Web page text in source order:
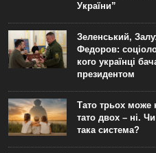
України”
Зеленський,
Федоров:
кого українці
президентом
Тато трьох може
тато двох – ні.
така система?